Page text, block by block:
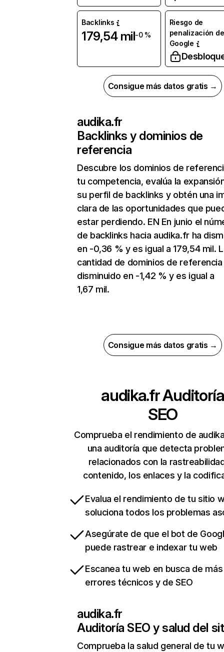
Backlinks
179,54 mil-0 %
Riesgo de
penalización de
Google
Consigue más datos gratis →
audika.fr
Backlinks y dominios de
referencia
Descubre los dominios de
tu competencia, evalúa la
su perfil de backlinks y obtén una
clara de las oportunidades que
estar perdiendo. EN En junio el
de backlinks hacia audika.fr ha
en -0,36 % y es igual a 179,54 mil.
cantidad de dominios de referencia
disminuido en -1,42 % y es igual a
1,67 mil.
Consigue más datos gratis →
audika.frAuditoría
SEO
Comprueba el rendimiento de
una auditoría que detecta
relacionados con la
contenido, los enlaces y la
Evalua el rendimiento de tu sitio
soluciona todos los problemas
Asegúrate de que el bot de
puede rastrear e indexar tu web
Escanea tu web en busca de
errores técnicos y de SEO
audika.fr
Auditoría SEO y salud del
Comprueba la salud general de tu